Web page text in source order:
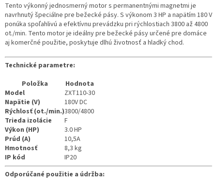
Tento výkonný jednosmerný motor s permanentnými magnetmi je
navrhnutý špeciálne pre bežecké pásy. S výkonom 3 HP a napätím 180 V
ponúka spoľahlivú a efektívnu prevádzku pri rýchlostiach 3800 až 4800
ot./min. Tento motor je ideálny pre bežecké pásy určené pre domáce
aj komerčné použitie, poskytuje dlhú životnosť a hladký chod.
Technické parametre:
Položka
Hodnota
Model
ZXT110-30
Napätie (V)
180V DC
Rýchlosť (ot./min.)3800/4800
Trieda izolácie
F
Výkon (HP)
3.0 HP
Prúd (A)
10,5A
Hmotnosť
8,3 kg
IP kód
IP20
Odporúčané použitie a údržba: